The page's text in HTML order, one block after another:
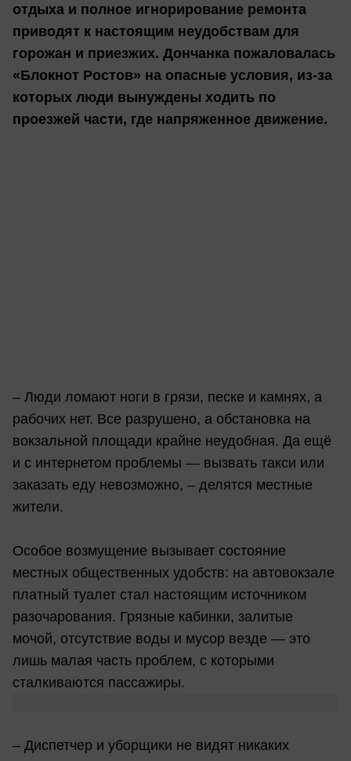
отдыха и полное игнорирование ремонта
приводят к настоящим неудобствам для
горожан и приезжих. Дончанка пожаловалась
«Блокнот Ростов» на опасные условия, из-за
которых люди вынуждены ходить по
проезжей части, где напряженное движение.
– Люди ломают ноги в грязи, песке и камнях, а
рабочих нет. Все разрушено, а обстановка на
вокзальной площади крайне неудобная. Да ещё
и с интернетом проблемы — вызвать такси или
заказать еду невозможно, – делятся местные
жители.
Особое возмущение вызывает состояние
местных общественных удобств: на автовокзале
платный туалет стал настоящим источником
разочарования. Грязные кабинки, залитые
мочой, отсутствие воды и мусор везде — это
лишь малая часть проблем, с которыми
сталкиваются пассажиры.
– Диспетчер и уборщики не видят никаких